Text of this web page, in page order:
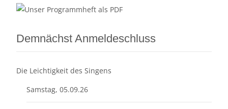
Demnächst Anmeldeschluss
Die Leichtigkeit des Singens
Samstag, 05.09.26